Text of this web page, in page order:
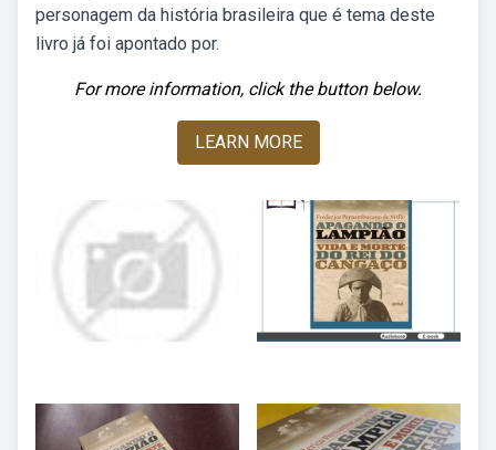
personagem da história brasileira que é tema deste
livro já foi apontado por.
For more information, click the button below.
LEARN MORE